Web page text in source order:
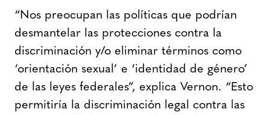
“Nos preocupan las políticas que podrían
desmantelar las protecciones contra la
discriminación y/o eliminar términos como
‘orientación sexual’ e ‘identidad de género’
de las leyes federales”, explica Vernon. “Esto
permitiría la discriminación legal contra las